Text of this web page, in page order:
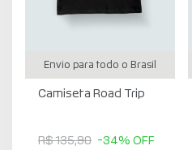
Envio para todo o Brasil
Camiseta Road Trip
R$ 135,90 -34% OFF